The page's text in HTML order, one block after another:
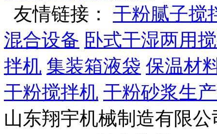
友情链接： 干粉腻子搅
混合设备 卧式干湿两用
拌机 集装箱液袋 保温材
干粉搅拌机 干粉砂浆生
山东翔宇机械制造有限